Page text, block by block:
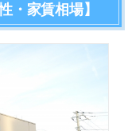
・家賃相場】